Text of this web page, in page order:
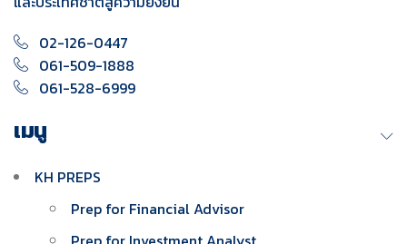
02-126-0447
061-509-1888
061-528-6999
เมนู
KH PREPS
Prep for Financial Advisor